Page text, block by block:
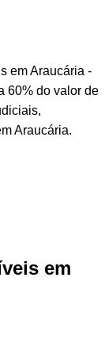
em Araucária -
60% do valor de
Araucária.
em